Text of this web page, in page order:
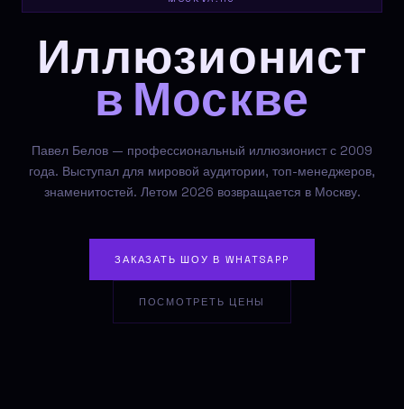
Иллюзионист
в Москве
Павел Белов — профессиональный иллюзионист с 2009
года. Выступал для мировой аудитории, топ-менеджеров,
знаменитостей. Летом 2026 возвращается в Москву.
ЗАКАЗАТЬ ШОУ В WHATSAPP
ПОСМОТРЕТЬ ЦЕНЫ